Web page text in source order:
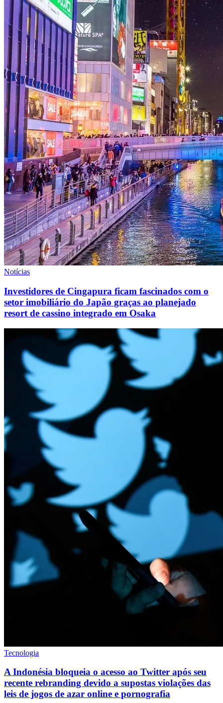
Notícias
Investidores de Cingapura ficam fascinados com o
setor imobiliário do Japão graças ao planejado
resort de cassino integrado em Osaka
Tecnologia
A Indonésia bloqueia o acesso ao Twitter após seu
recente rebranding devido a supostas violações das
leis de jogos de azar online e pornografia